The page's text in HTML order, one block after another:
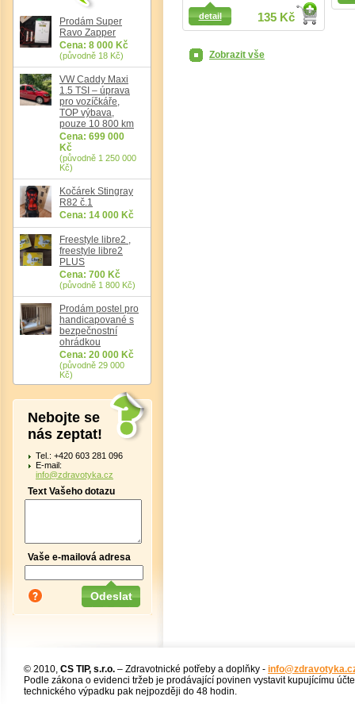
Prodám Super
Ravo Zapper
Cena: 8 000 Kč
(původně 18 Kč)
VW Caddy Maxi
1.5 TSI – úprava
pro vozíčkáře,
TOP výbava,
pouze 10 800 km
Cena: 699 000
Kč
(původně 1 250 000
Kč)
Kočárek Stingray
R82 č.1
Cena: 14 000 Kč
Freestyle libre2 ,
freestyle libre2
PLUS
Cena: 700 Kč
(původně 1 800 Kč)
Prodám postel pro
handicapované s
bezpečnostní
ohrádkou
Cena: 20 000 Kč
(původně 29 000
Kč)
Nebojte se
nás zeptat!
Tel.: +420 603 281 096
E-mail:
info@zdravotyka.cz
Text Vašeho dotazu
Vaše e-mailová adresa
135 Kč
detail
Zobrazit vše
© 2010, CS TIP, s.r.o. – Zdravotnické potřeby a doplňky -
Podle zákona o evidenci tržeb je prodávající povinen vystavit kupujícímu
technického výpadku pak nejpozději do 48 hodin.